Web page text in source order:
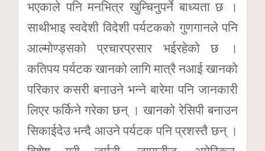
भएकाले पनि मनभित्र खुम्चिनुपर्ने बाध्यता छ ।
साथीभाइ स्वदेशी विदेशी पर्यटकको गुणगानले पनि
आल्मोण्ड्सको प्रचारप्रसार भईरहेको छ ।
कतिपय पर्यटक खानको लागि मात्रै नआई खानको
परिकार कसरी बनाउने भन्ने बारेमा पनि जानकारी
लिएर फर्किने गरेका छन् । खानको रेसिपी बनाउन
सिकाईदेउ भन्दै आउने पर्यटक पनि प्रशस्तै छन् ।